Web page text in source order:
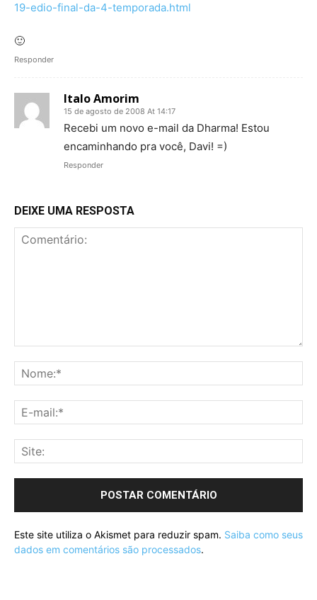
19-edio-final-da-4-temporada.html
🙂
Responder
Italo Amorim
15 de agosto de 2008 At 14:17
Recebi um novo e-mail da Dharma! Estou
encaminhando pra você, Davi! =)
Responder
DEIXE UMA RESPOSTA
Este site utiliza o Akismet para reduzir spam. Saiba como seus
dados em comentários são processados.